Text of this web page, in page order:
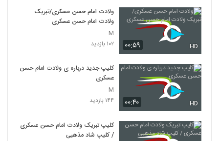
۰۰:۵۹ HD
ولادت امام حسن عسکری/تبریک
ولادت امام حسن عسکری
M
۱۰۲ بازدید
۰۰:۴۰ HD
کلیپ جدید درباره ی ولادت امام حسن
عسکری
M
۱۴۴ بازدید
کلیپ تبریک ولادت امام حسن عسکری
/ کلیپ شاد مذهبی